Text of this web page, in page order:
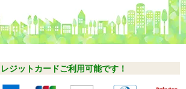
ジットカードご利用可能です！